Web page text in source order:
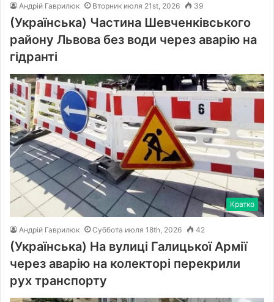
Андрій Гаврилюк Вторник июля 21st, 2026 39
(Українська) Частина Шевченківського
району Львова без води через аварію на
гідранті
Кратко
Андрій Гаврилюк Суббота июля 18th, 2026 42
(Українська) На вулиці Галицької Армії
через аварію на колекторі перекрили
рух транспорту